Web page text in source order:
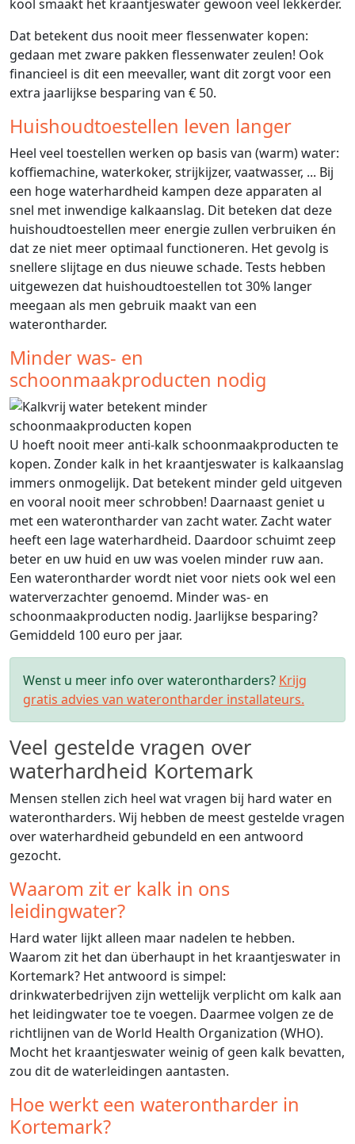
kool smaakt het kraantjeswater gewoon veel lekkerder.
Dat betekent dus nooit meer flessenwater kopen:
gedaan met zware pakken flessenwater zeulen! Ook
financieel is dit een meevaller, want dit zorgt voor een
extra jaarlijkse besparing van € 50.
Huishoudtoestellen leven langer
Heel veel toestellen werken op basis van (warm) water:
koffiemachine, waterkoker, strijkijzer, vaatwasser, ... Bij
een hoge waterhardheid kampen deze apparaten al
snel met inwendige kalkaanslag. Dit beteken dat deze
huishoudtoestellen meer energie zullen verbruiken én
dat ze niet meer optimaal functioneren. Het gevolg is
snellere slijtage en dus nieuwe schade. Tests hebben
uitgewezen dat huishoudtoestellen tot 30% langer
meegaan als men gebruik maakt van een
waterontharder.
Minder was- en
schoonmaakproducten nodig
U hoeft nooit meer anti-kalk schoonmaakproducten te
kopen. Zonder kalk in het kraantjeswater is kalkaanslag
immers onmogelijk. Dat betekent minder geld uitgeven
en vooral nooit meer schrobben! Daarnaast geniet u
met een waterontharder van zacht water. Zacht water
heeft een lage waterhardheid. Daardoor schuimt zeep
beter en uw huid en uw was voelen minder ruw aan.
Een waterontharder wordt niet voor niets ook wel een
waterverzachter genoemd. Minder was- en
schoonmaakproducten nodig. Jaarlijkse besparing?
Gemiddeld 100 euro per jaar.
Wenst u meer info over waterontharders? Krijg
gratis advies van waterontharder installateurs.
Veel gestelde vragen over
waterhardheid Kortemark
Mensen stellen zich heel wat vragen bij hard water en
waterontharders. Wij hebben de meest gestelde vragen
over waterhardheid gebundeld en een antwoord
gezocht.
Waarom zit er kalk in ons
leidingwater?
Hard water lijkt alleen maar nadelen te hebben.
Waarom zit het dan überhaupt in het kraantjeswater in
Kortemark? Het antwoord is simpel:
drinkwaterbedrijven zijn wettelijk verplicht om kalk aan
het leidingwater toe te voegen. Daarmee volgen ze de
richtlijnen van de World Health Organization (WHO).
Mocht het kraantjeswater weinig of geen kalk bevatten,
zou dit de waterleidingen aantasten.
Hoe werkt een waterontharder in
Kortemark?